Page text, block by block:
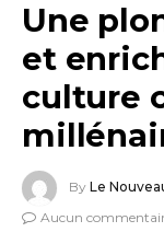
Une
et
culture
By Le
Aucun